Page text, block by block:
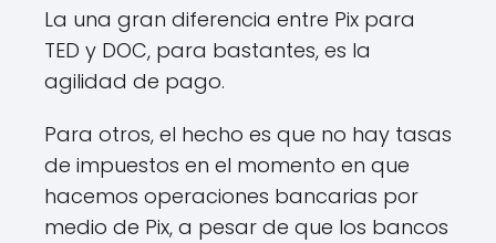
La una gran diferencia entre Pix para
TED y DOC, para bastantes, es la
agilidad de pago.
Para otros, el hecho es que no hay tasas
de impuestos en el momento en que
hacemos operaciones bancarias por
medio de Pix, a pesar de que los bancos